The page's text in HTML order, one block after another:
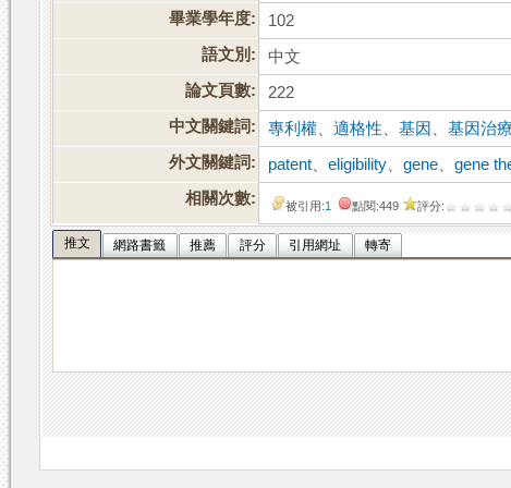
畢業學年度:
102
語文別:
中文
論文頁數:
222
中文關鍵詞:
專利權 、適格性 、基因 、基因治療
外文關鍵詞:
patent 、eligibility 、gene 、gene
相關次數:
被引用:1 點閱:449 評分:
推文 網路書籤 推薦 評分 引用網址 轉寄